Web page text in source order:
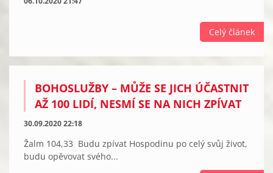
Celý článek
BOHOSLUŽBY – MŮŽE SE JICH ÚČASTNIT
AŽ 100 LIDÍ, NESMÍ SE NA NICH ZPÍVAT
30.09.2020 22:18
Žalm 104,33 Budu zpívat Hospodinu po celý svůj život,
budu opěvovat svého...